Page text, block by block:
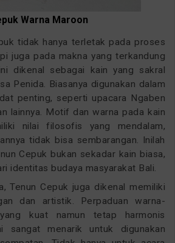
Warna Maroon
tidak hanya terletak pada proses
juga pada makna yang terkandung
dikenal sebagai kain yang sakral
Penida. Biasanya digunakan dalam
penting, seperti upacara Ngaben
lainnya. Motif dan warna pada kain
nilai filosofis yang mendalam,
tidak bisa sembarangan. Inilah
Cepuk bukan sekadar kain biasa,
identitas budaya masyarakat Bali.
Tenun Cepuk juga dikenal memiliki
dan artistik. Perpaduan warna-
kuat namun tetap harmonis
sangat menarik untuk digunakan